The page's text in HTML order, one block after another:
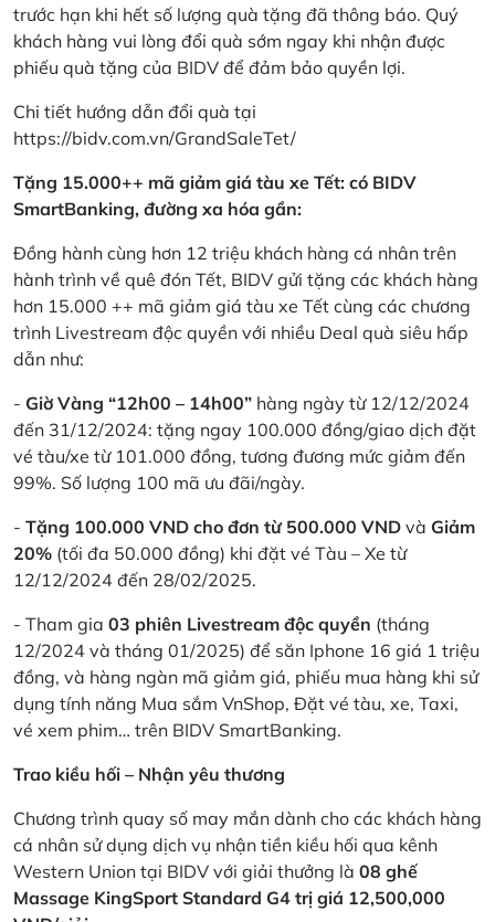
trước hạn khi hết số lượng quà tặng đã thông báo. Quý
khách hàng vui lòng đổi quà sớm ngay khi nhận được
phiếu quà tặng của BIDV để đảm bảo quyền lợi.
Chi tiết hướng dẫn đổi quà tại
https://bidv.com.vn/GrandSaleTet/
Tặng 15.000++ mã giảm giá tàu xe Tết: có BIDV
SmartBanking, đường xa hóa gần:
Đồng hành cùng hơn 12 triệu khách hàng cá nhân trên
hành trình về quê đón Tết, BIDV gửi tặng các khách hàng
hơn 15.000 ++ mã giảm giá tàu xe Tết cùng các chương
trình Livestream độc quyền với nhiều Deal quà siêu hấp
dẫn như:
- Giờ Vàng “12h00 – 14h00” hàng ngày từ 12/12/2024
đến 31/12/2024: tặng ngay 100.000 đồng/giao dịch đặt
vé tàu/xe từ 101.000 đồng, tương đương mức giảm đến
99%. Số lượng 100 mã ưu đãi/ngày.
- Tặng 100.000 VND cho đơn từ 500.000 VND và Giảm
20% (tối đa 50.000 đồng) khi đặt vé Tàu – Xe từ
12/12/2024 đến 28/02/2025.
- Tham gia 03 phiên Livestream độc quyền (tháng
12/2024 và tháng 01/2025) để săn Iphone 16 giá 1 triệu
đồng, và hàng ngàn mã giảm giá, phiếu mua hàng khi sử
dụng tính năng Mua sắm VnShop, Đặt vé tàu, xe, Taxi,
vé xem phim… trên BIDV SmartBanking.
Trao kiều hối – Nhận yêu thương
Chương trình quay số may mắn dành cho các khách hàng
cá nhân sử dụng dịch vụ nhận tiền kiều hối qua kênh
Western Union tại BIDV với giải thưởng là 08 ghế
Massage KingSport Standard G4 trị giá 12,500,000